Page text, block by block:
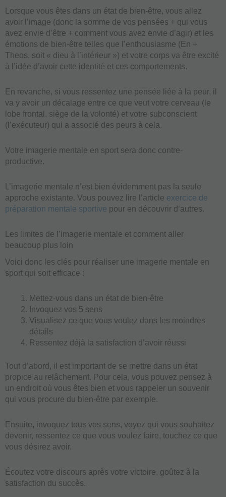
Lorsque vous êtes dans un état de bien-être, vous allez
avoir l’image (donc la somme de vos pensées + qui vous
avez envie d’être + comment vous avez envie d’agir) et les
émotions de bien-être telles que l’enthousiasme (En +
Theos, soit « dieu à l’intérieur ») et votre corps va être excité
à l’idée d’avoir cette identité et ces comportements.
En revanche, si vous ressentez une pensée liée à la peur, il
va y avoir un décalage entre ce que veut votre cerveau (le
lobe frontal, siège de la volonté) et votre subconscient
(l’exécuteur) qui a associé des peurs à cela.
Votre imagerie mentale en sport sera donc contre-
productive.
L’imagerie mentale n’est bien évidemment pas la seule
approche existante. Vous pouvez lire l’article exercice de
préparation mentale sportive pour en découvrir d’autres.
Les limites de l’imagerie mentale et comment aller
beaucoup plus loin
Voici donc les clés pour réaliser une imagerie mentale en
sport qui soit efficace :
Mettez-vous dans un état de bien-être
Invoquez vos 5 sens
Visualisez ce que vous voulez dans les moindres
détails
Ressentez déjà la satisfaction d’avoir réussi
Tout d’abord, il est important de se mettre dans un état
propice au relâchement. Pour cela, vous pouvez pensez à
un endroit où vous êtes bien et vous rappeler un souvenir
qui vous procure du bien-être par exemple.
Ensuite, invoquez tous vos sens, voyez qui vous souhaitez
devenir, ressentez ce que vous voulez faire, touchez ce que
vous désirez avoir.
Écoutez votre discours après votre victoire, goûtez à la
satisfaction du succès.